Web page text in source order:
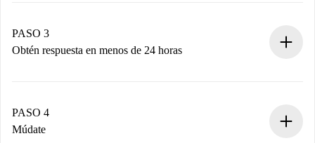
propietario acepte.
PASO 3
Obtén respuesta en menos de 24 horas
contacto con el propietario.
Si es rechazada: No te haremos ningún cargo y te
PASO 4
Múdate